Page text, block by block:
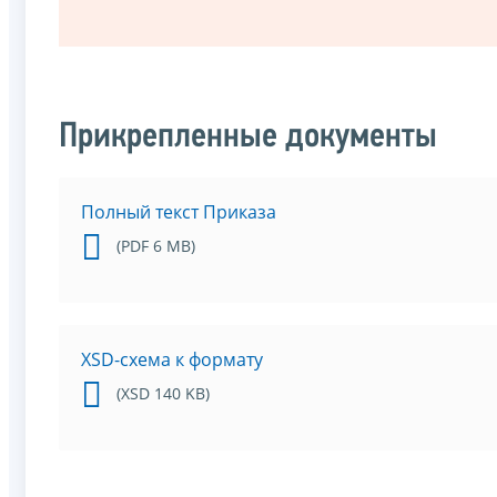
Прикрепленные документы
Полный текст Приказа
(PDF 6 MB)
XSD-схема к формату
(XSD 140 KB)